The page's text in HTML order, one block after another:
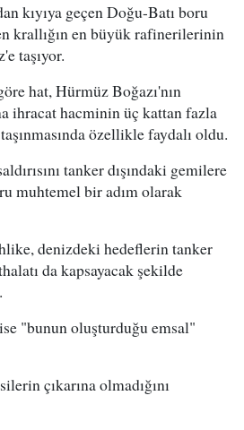
kıyıya geçen Doğu-Batı boru
krallığın en büyük rafinerilerinin
taşıyor.
hat, Hürmüz Boğazı'nın
ihracat hacminin üç kattan fazla
özellikle faydalı oldu.
tanker dışındaki gemilere
muhtemel bir adım olarak
denizdeki hedeflerin tanker
da kapsayacak şekilde
"bunun oluşturduğu emsal"
çıkarına olmadığını